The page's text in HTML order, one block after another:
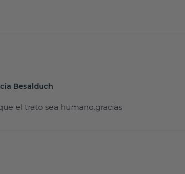
Besalduch
el trato sea humano.gracias